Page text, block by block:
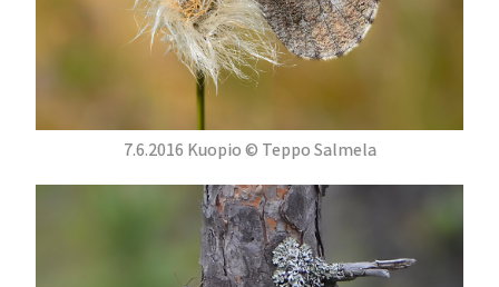
7.6.2016 Kuopio © Teppo Salmela